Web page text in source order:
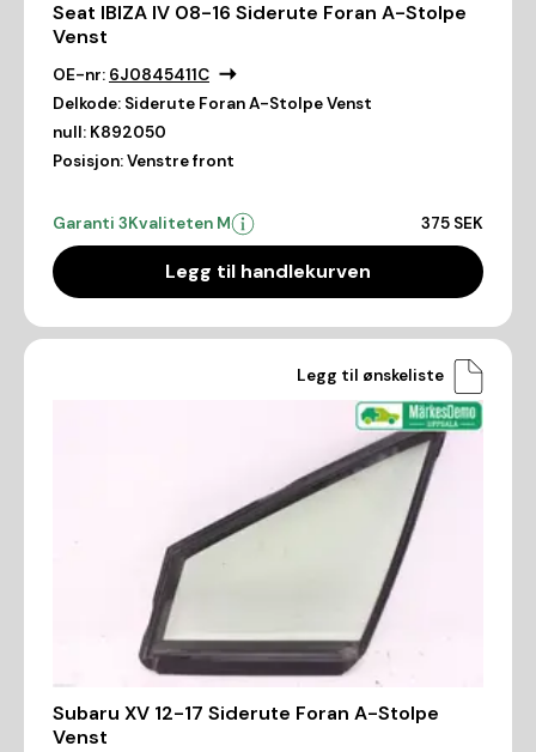
Seat IBIZA IV 08-16 Siderute Foran A-Stolpe
Venst
OE-nr: 6J0845411C
Delkode: Siderute Foran A-Stolpe Venst
null: K892050
Posisjon:Venstre front
Garanti 3Kvaliteten M 375 SEK
Legg til handlekurven
Legg til ønskeliste
Subaru XV 12-17 Siderute Foran A-Stolpe
Venst